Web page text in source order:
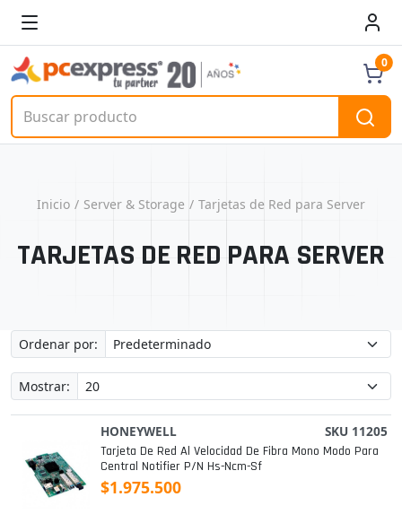
0
Inicio Server & Storage Tarjetas de Red para Server
TARJETAS DE RED PARA SERVER
Ordenar por:
Mostrar:
HONEYWELL SKU 11205
Tarjeta De Red Al Velocidad De Fibra Mono Modo Para
Central Notifier P/n Hs-Ncm-Sf
$1.975.500